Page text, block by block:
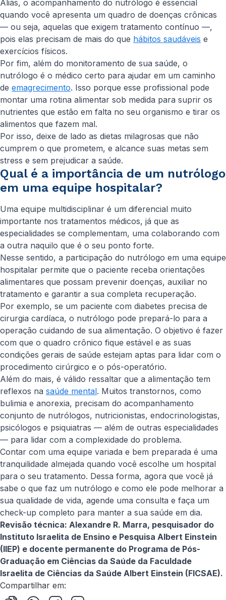
Aliás, o acompanhamento do nutrólogo é essencial
quando você apresenta um quadro de doenças crônicas
— ou seja, aquelas que exigem tratamento contínuo —,
pois elas precisam de mais do que hábitos saudáveis e
exercícios físicos.
Por fim, além do monitoramento de sua saúde, o
nutrólogo é o médico certo para ajudar em um caminho
de emagrecimento. Isso porque esse profissional pode
montar uma rotina alimentar sob medida para suprir os
nutrientes que estão em falta no seu organismo e tirar os
alimentos que fazem mal.
Por isso, deixe de lado as dietas milagrosas que não
cumprem o que prometem, e alcance suas metas sem
stress e sem prejudicar a saúde.
Qual é a importância de um nutrólogo
em uma equipe hospitalar?
Uma equipe multidisciplinar é um diferencial muito
importante nos tratamentos médicos, já que as
especialidades se complementam, uma colaborando com
a outra naquilo que é o seu ponto forte.
Nesse sentido, a participação do nutrólogo em uma equipe
hospitalar permite que o paciente receba orientações
alimentares que possam prevenir doenças, auxiliar no
tratamento e garantir a sua completa recuperação.
Por exemplo, se um paciente com diabetes precisa de
cirurgia cardíaca, o nutrólogo pode prepará-lo para a
operação cuidando de sua alimentação. O objetivo é fazer
com que o quadro crônico fique estável e as suas
condições gerais de saúde estejam aptas para lidar com o
procedimento cirúrgico e o pós-operatório.
Além do mais, é válido ressaltar que a alimentação tem
reflexos na saúde mental. Muitos transtornos, como
bulimia e anorexia, precisam do acompanhamento
conjunto de nutrólogos, nutricionistas, endocrinologistas,
psicólogos e psiquiatras — além de outras especialidades
— para lidar com a complexidade do problema.
Contar com uma equipe variada e bem preparada é uma
tranquilidade almejada quando você escolhe um hospital
para o seu tratamento. Dessa forma, agora que você já
sabe o que faz um nutrólogo e como ele pode melhorar a
sua qualidade de vida, agende uma consulta e faça um
check-up completo para manter a sua saúde em dia.
Revisão técnica: Alexandre R. Marra, pesquisador do
Instituto Israelita de Ensino e Pesquisa Albert Einstein
(IIEP) e docente permanente do Programa de Pós-
Graduação em Ciências da Saúde da Faculdade
Israelita de Ciências da Saúde Albert Einstein (FICSAE).
Compartilhar em: